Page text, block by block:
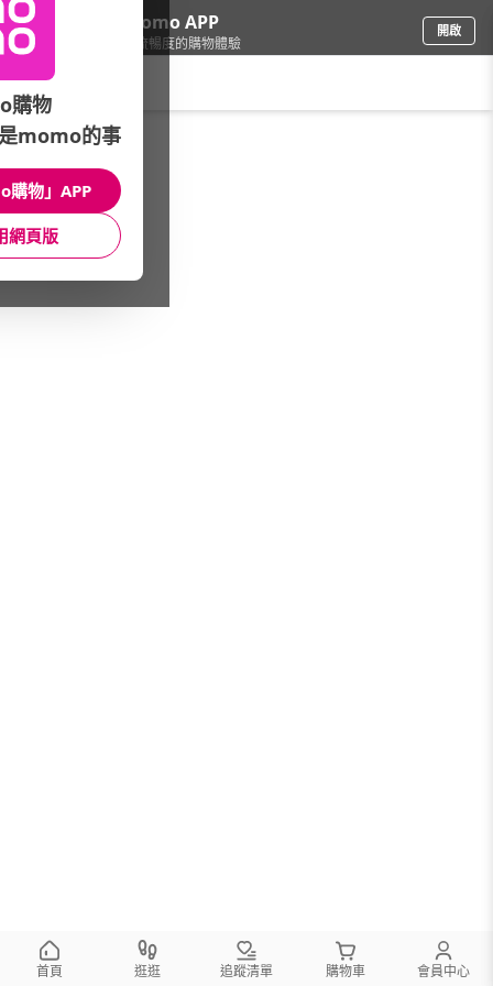
下載momo APP
給你3倍流暢度的購物體驗
開啟
食品飲料/折價券熱銷
本館精選商品
館長推薦 月銷量
首頁 逛逛 追蹤清單 購物車 會員中心
購物
momo的事
購物」APP
網頁版